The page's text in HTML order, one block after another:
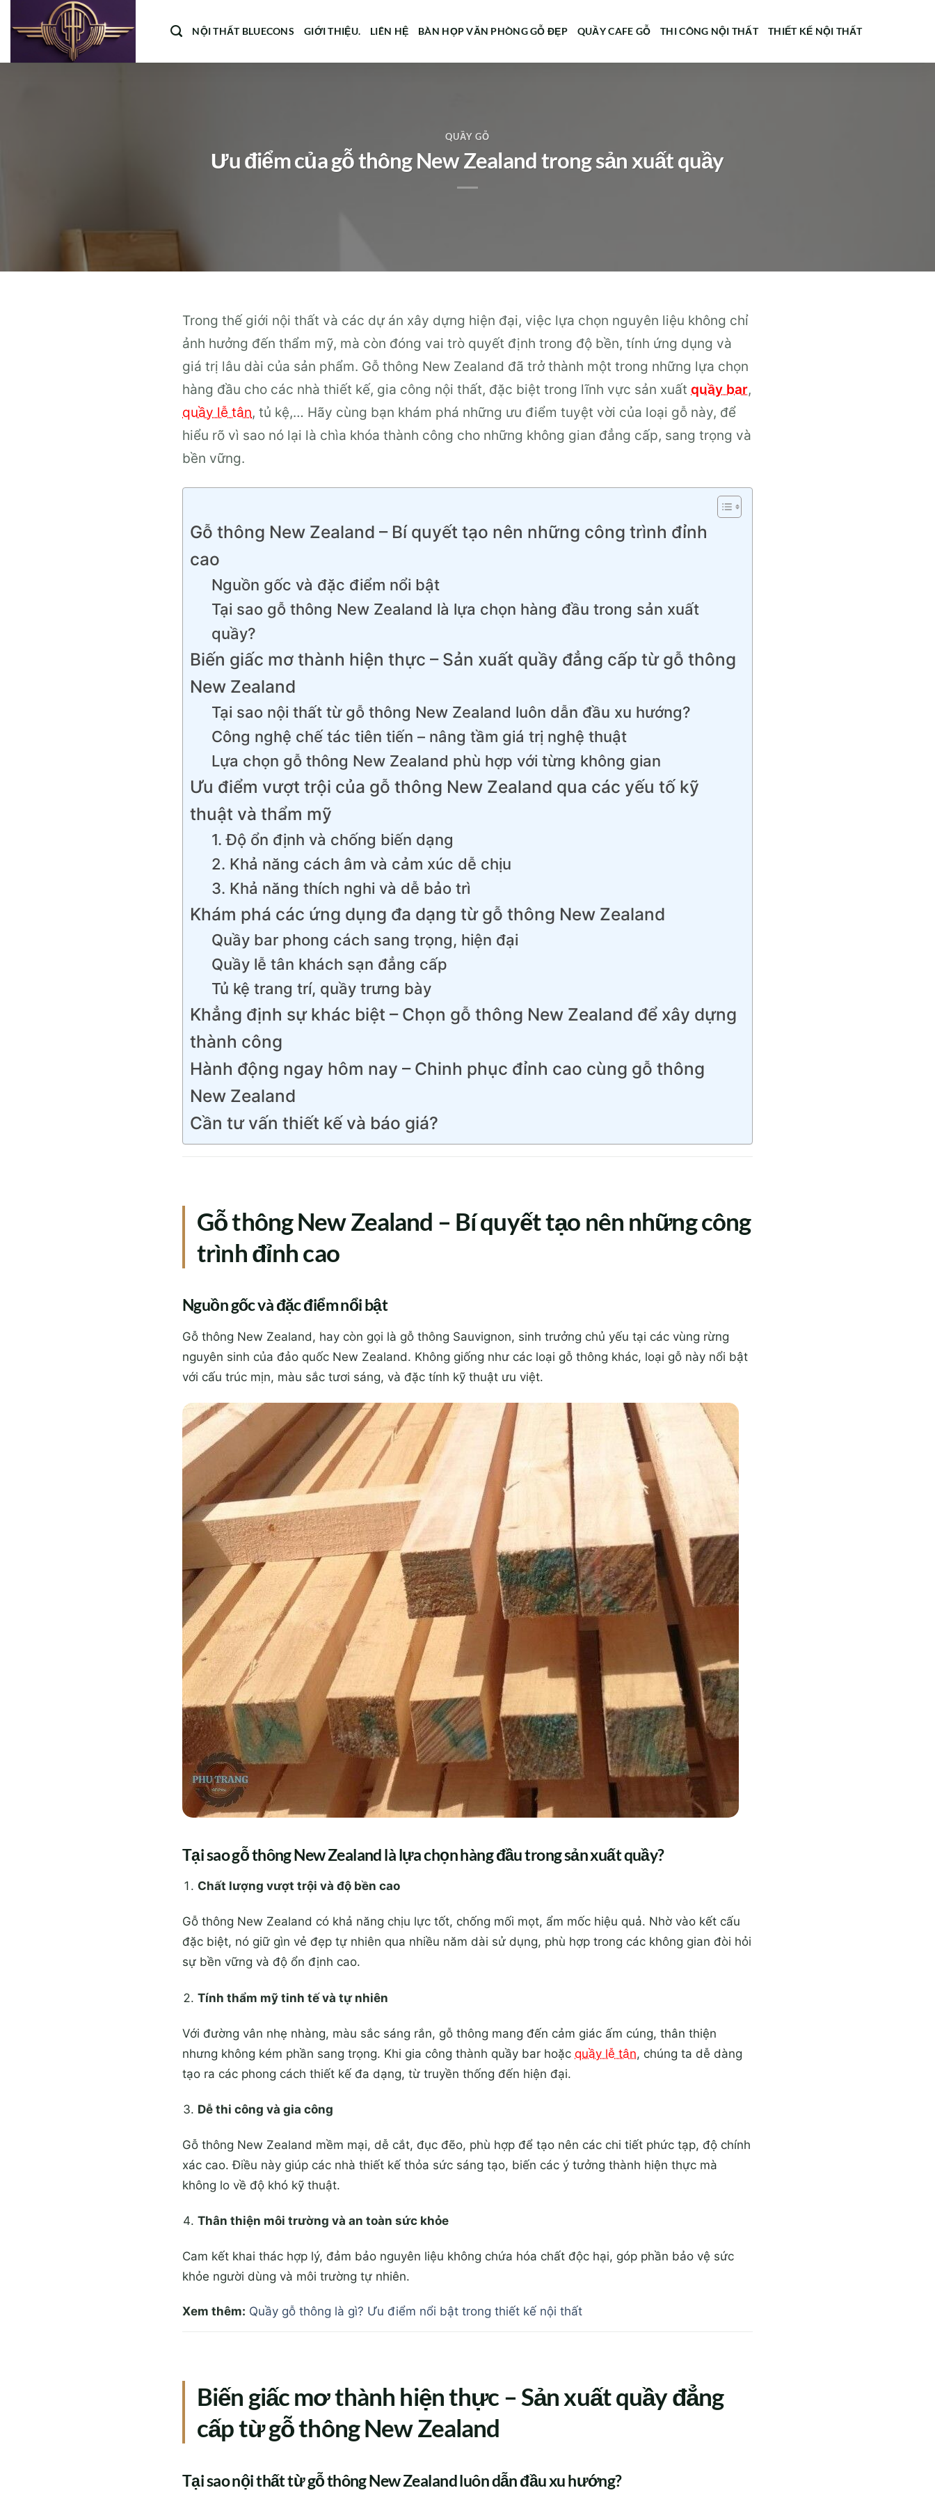
qua
dung
NỘI THẤT BLUECONS GIỚI THIỆU. LIÊN HỆ BÀN HỌP VĂN PHÒNG GỖ ĐẸP QUẦY CAFE GỖ THI CÔNG NỘI THẤT THIẾT KẾ NỘI THẤT
QUẦY GỖ
Ưu điểm của gỗ thông New Zealand trong sản xuất quầy
Trong thế giới nội thất và các dự án xây dựng hiện đại, việc lựa chọn nguyên liệu không chỉ
ảnh hưởng đến thẩm mỹ, mà còn đóng vai trò quyết định trong độ bền, tính ứng dụng và
giá trị lâu dài của sản phẩm. Gỗ thông New Zealand đã trở thành một trong những lựa chọn
hàng đầu cho các nhà thiết kế, gia công nội thất, đặc biệt trong lĩnh vực sản xuất quầy bar,
quầy lễ tân, tủ kệ,… Hãy cùng bạn khám phá những ưu điểm tuyệt vời của loại gỗ này, để
hiểu rõ vì sao nó lại là chìa khóa thành công cho những không gian đẳng cấp, sang trọng và
bền vững.
Gỗ thông New Zealand – Bí quyết tạo nên những công trình đỉnh
cao
Nguồn gốc và đặc điểm nổi bật
Tại sao gỗ thông New Zealand là lựa chọn hàng đầu trong sản xuất
quầy?
Biến giấc mơ thành hiện thực – Sản xuất quầy đẳng cấp từ gỗ thông
New Zealand
Tại sao nội thất từ gỗ thông New Zealand luôn dẫn đầu xu hướng?
Công nghệ chế tác tiên tiến – nâng tầm giá trị nghệ thuật
Lựa chọn gỗ thông New Zealand phù hợp với từng không gian
Ưu điểm vượt trội của gỗ thông New Zealand qua các yếu tố kỹ
thuật và thẩm mỹ
1. Độ ổn định và chống biến dạng
2. Khả năng cách âm và cảm xúc dễ chịu
3. Khả năng thích nghi và dễ bảo trì
Khám phá các ứng dụng đa dạng từ gỗ thông New Zealand
Quầy bar phong cách sang trọng, hiện đại
Quầy lễ tân khách sạn đẳng cấp
Tủ kệ trang trí, quầy trưng bày
Khẳng định sự khác biệt – Chọn gỗ thông New Zealand để xây dựng
thành công
Hành động ngay hôm nay – Chinh phục đỉnh cao cùng gỗ thông
New Zealand
Cần tư vấn thiết kế và báo giá?
Gỗ thông New Zealand – Bí quyết tạo nên những công
trình đỉnh cao
Nguồn gốc và đặc điểm nổi bật
Gỗ thông New Zealand, hay còn gọi là gỗ thông Sauvignon, sinh trưởng chủ yếu tại các vùng rừng
nguyên sinh của đảo quốc New Zealand. Không giống như các loại gỗ thông khác, loại gỗ này nổi bật
với cấu trúc mịn, màu sắc tươi sáng, và đặc tính kỹ thuật ưu việt.
Tại sao gỗ thông New Zealand là lựa chọn hàng đầu trong sản xuất quầy?
Chất lượng vượt trội và độ bền cao
Gỗ thông New Zealand có khả năng chịu lực tốt, chống mối mọt, ẩm mốc hiệu quả. Nhờ vào kết cấu
đặc biệt, nó giữ gìn vẻ đẹp tự nhiên qua nhiều năm dài sử dụng, phù hợp trong các không gian đòi hỏi
sự bền vững và độ ổn định cao.
Tính thẩm mỹ tinh tế và tự nhiên
Với đường vân nhẹ nhàng, màu sắc sáng rắn, gỗ thông mang đến cảm giác ấm cúng, thân thiện
nhưng không kém phần sang trọng. Khi gia công thành quầy bar hoặc quầy lễ tân, chúng ta dễ dàng
tạo ra các phong cách thiết kế đa dạng, từ truyền thống đến hiện đại.
Dễ thi công và gia công
Gỗ thông New Zealand mềm mại, dễ cắt, đục đẽo, phù hợp để tạo nên các chi tiết phức tạp, độ chính
xác cao. Điều này giúp các nhà thiết kế thỏa sức sáng tạo, biến các ý tưởng thành hiện thực mà
không lo về độ khó kỹ thuật.
Thân thiện môi trường và an toàn sức khỏe
Cam kết khai thác hợp lý, đảm bảo nguyên liệu không chứa hóa chất độc hại, góp phần bảo vệ sức
khỏe người dùng và môi trường tự nhiên.
Xem thêm: Quầy gỗ thông là gì? Ưu điểm nổi bật trong thiết kế nội thất
Biến giấc mơ thành hiện thực – Sản xuất quầy đẳng
cấp từ gỗ thông New Zealand
Tại sao nội thất từ gỗ thông New Zealand luôn dẫn đầu xu hướng?